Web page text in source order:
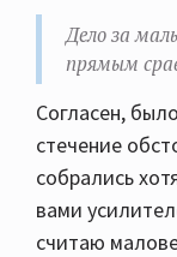
Дело за
прямым
Согласен,
стечение
собрались
вами
считаю